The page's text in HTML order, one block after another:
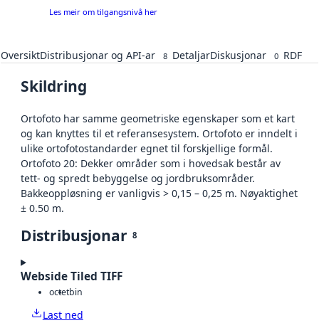
Les meir om tilgangsnivå her
OversiktDistribusjonar og API-ar 8 DetaljarDiskusjonar 0 RDF
Skildring
Ortofoto har samme geometriske egenskaper som et kart
og kan knyttes til et referansesystem. Ortofoto er inndelt i
ulike ortofotostandarder egnet til forskjellige formål.
Ortofoto 20: Dekker områder som i hovedsak består av
tett- og spredt bebyggelse og jordbruksområder.
Bakkeoppløsning er vanligvis > 0,15 – 0,25 m. Nøyaktighet
± 0.50 m.
Distribusjonar 8
Webside Tiled TIFF
octetbin
Last ned